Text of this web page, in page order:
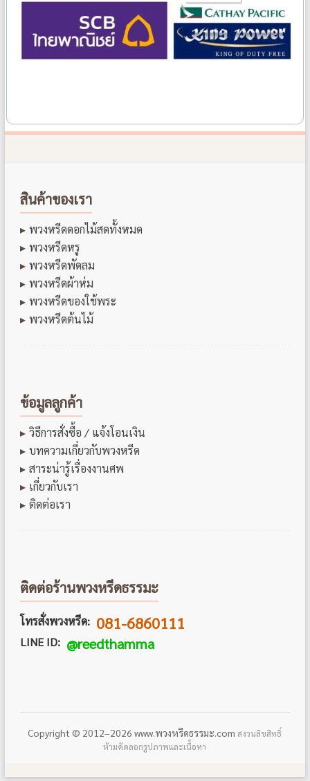
สินค้าของเรา
พวงหรีดดอกไม้สดทั้งหมด
พวงหรีดหรู
พวงหรีดพัดลม
พวงหรีดผ้าห่ม
พวงหรีดของใช้พระ
พวงหรีดต้นไม้
ข้อมูลลูกค้า
วิธีการสั่งซื้อ / แจ้งโอนเงิน
บทความเกี่ยวกับพวงหรีด
สาระน่ารู้เรื่องงานศพ
เกี่ยวกับเรา
ติดต่อเรา
ติดต่อร้านพวงหรีดธรรมะ
โทรสั่งพวงหรีด: 081-6860111
LINE ID: @reedthamma
Copyright © 2012–2026 www.พวงหรีดธรรมะ.comสงวนลิขสิทธิ์
ห้ามคัดลอกรูปภาพและเนื้อหา